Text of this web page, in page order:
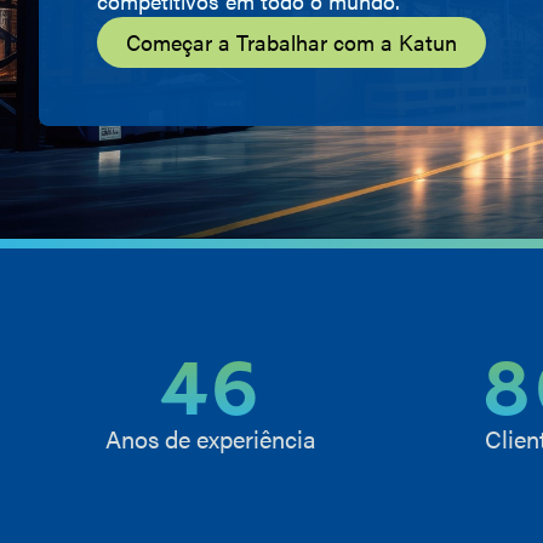
Começar a Trabalhar com a Katun
46
Anos de experiência